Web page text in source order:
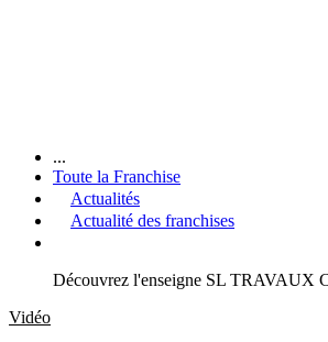
...
Toute la Franchise
Actualités
Actualité des franchises
Découvrez l'enseigne SL TRAVAUX
Vidéo